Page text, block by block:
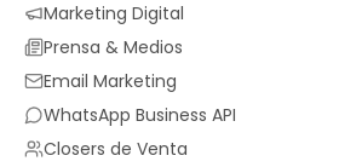
Marketing Digital
Prensa & Medios
Email Marketing
WhatsApp Business API
Closers de Venta